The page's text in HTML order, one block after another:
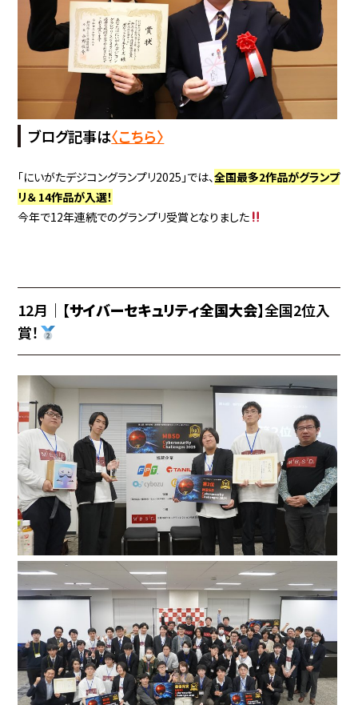
ブログ記事は〈こちら〉
「にいがたデジコングランプリ2025」では、全国最多2作品がグランプ
リ＆ 14作品が入選！
今年で12年連続でのグランプリ受賞となりました
12月｜【サイバーセキュリティ全国大会】全国2位入
賞！